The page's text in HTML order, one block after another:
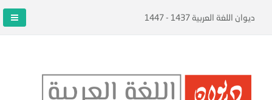
ديوان اللغة العربية 1437 - 1447